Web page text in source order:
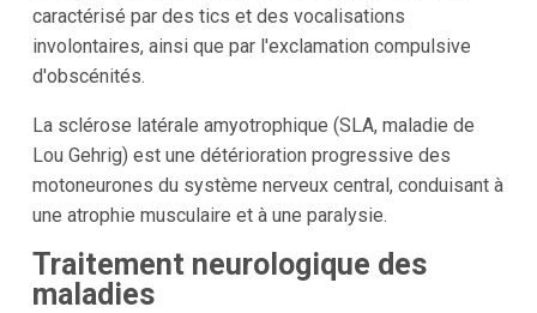
caractérisé par des tics et des vocalisations
involontaires, ainsi que par l'exclamation compulsive
d'obscénités.
La sclérose latérale amyotrophique (SLA, maladie de
Lou Gehrig) est une détérioration progressive des
motoneurones du système nerveux central, conduisant à
une atrophie musculaire et à une paralysie.
Traitement neurologique des
maladies